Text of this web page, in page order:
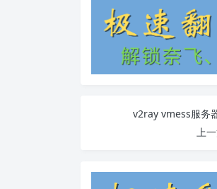
v2ray vmess服务
上